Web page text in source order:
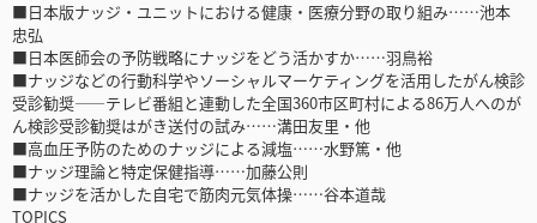
■日本版ナッジ・ユニットにおける健康・医療分野の取り組み……池本
忠弘
■日本医師会の予防戦略にナッジをどう活かすか……羽鳥裕
■ナッジなどの行動科学やソーシャルマーケティングを活用したがん検診
受診勧奨――テレビ番組と連動した全国360市区町村による86万人へのが
ん検診受診勧奨はがき送付の試み……溝田友里・他
■高血圧予防のためのナッジによる減塩……水野篤・他
■ナッジ理論と特定保健指導……加藤公則
■ナッジを活かした自宅で筋肉元気体操……谷本道哉
TOPICS